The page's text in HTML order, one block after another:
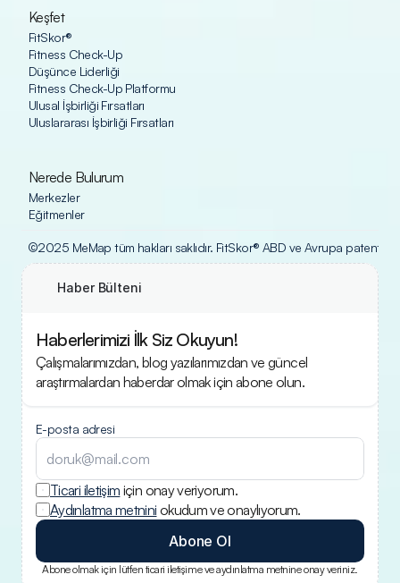
Keşfet
FitSkor®
Fitness Check-Up
Düşünce Liderliği
Fitness Check-Up Platformu
Ulusal İşbirliği Fırsatları
Uluslararası İşbirliği Fırsatları
Nerede Bulurum
Merkezler
Eğitmenler
©2025 MeMap tüm hakları saklıdır. FitSkor® ABD ve Avrupa patent
Haber Bülteni
Haberlerimizi İlk Siz Okuyun!
Çalışmalarımızdan, blog yazılarımızdan ve güncel
araştırmalardan haberdar olmak için abone olun.
E-posta adresi
Ticari iletişim için onay veriyorum.
Aydınlatma metnini okudum ve onaylıyorum.
Abone Ol
Abone olmak için lütfen ticari iletişime ve aydınlatma metnine onay veriniz.